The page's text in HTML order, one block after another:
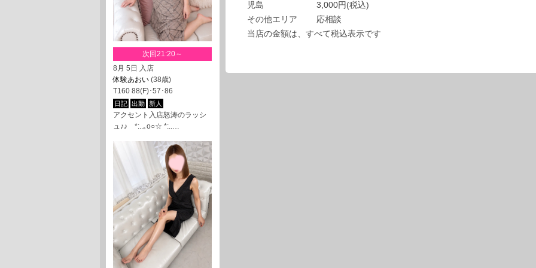
次回21:20～
8月 5日 入店
体験あおい(38歳)
T160 88(F)･57･86
日記 出勤 新人
アクセント入店怒涛のラッシ
ュ♪♪ *:..｡o○☆ *:..…
児島
3,000円(税込)
その他エリア
応相談
当店の金額は、すべて税込表示です